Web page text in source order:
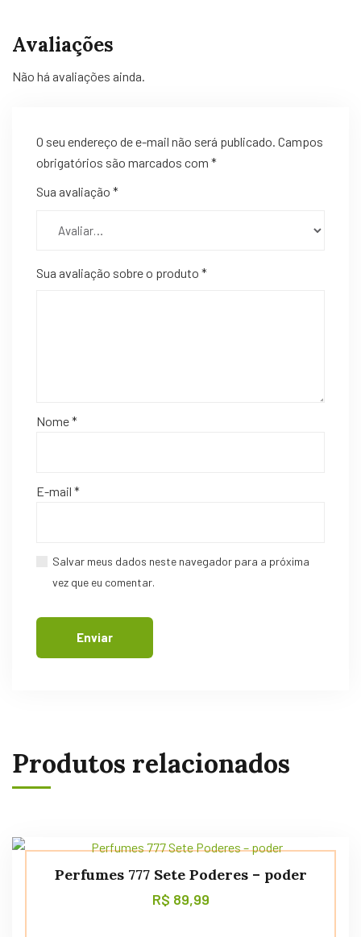
Avaliações
Não há avaliações ainda.
O seu endereço de e-mail não será publicado. Campos
obrigatórios são marcados com *
Sua avaliação *
Sua avaliação sobre o produto *
Nome*
E-mail *
Salvar meus dados neste navegador para a próxima
vez que eu comentar.
Produtos relacionados
Perfumes 777 Sete Poderes – poder
R$ 89,99